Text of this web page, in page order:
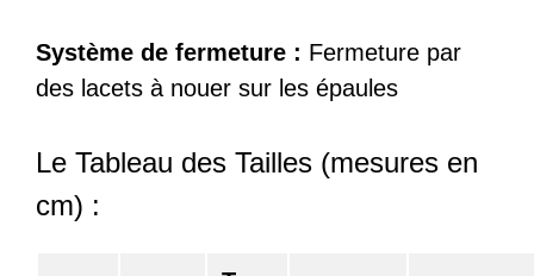
Système de fermeture : Fermeture par
des lacets à nouer sur les épaules
Le Tableau des Tailles (mesures en
cm) :